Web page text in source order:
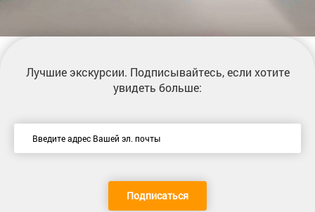
Лучшие экскурсии. Подписывайтесь, если хотите
увидеть больше:
Подписаться